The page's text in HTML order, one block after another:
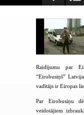
Raidījumu par
“Eirobusiņš”
vadītājs ir Eiropas
Par Eirobusiņu
veidotājiem